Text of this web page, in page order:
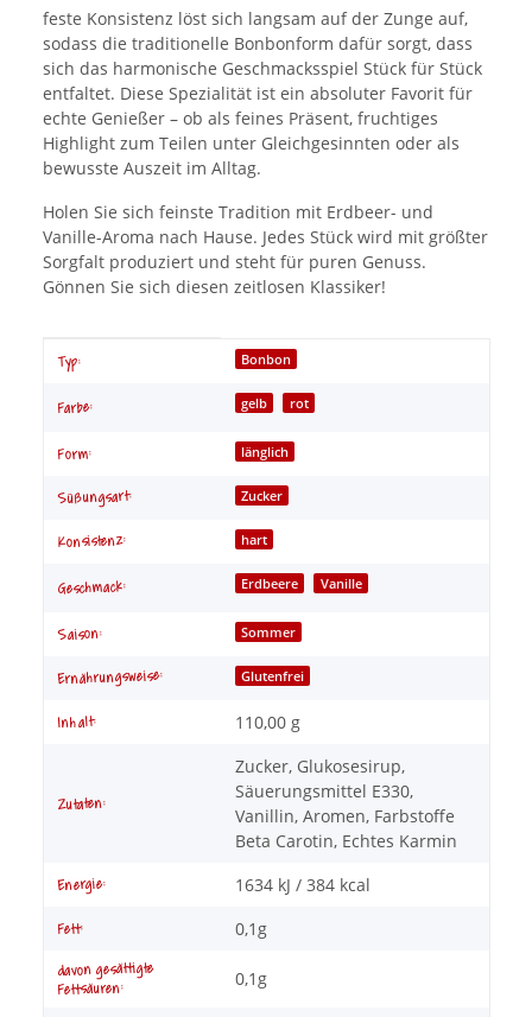
feste Konsistenz löst sich langsam auf der Zunge auf,
sodass die traditionelle Bonbonform dafür sorgt, dass
sich das harmonische Geschmacksspiel Stück für Stück
entfaltet. Diese Spezialität ist ein absoluter Favorit für
echte Genießer – ob als feines Präsent, fruchtiges
Highlight zum Teilen unter Gleichgesinnten oder als
bewusste Auszeit im Alltag.
Holen Sie sich feinste Tradition mit Erdbeer- und
Vanille-Aroma nach Hause. Jedes Stück wird mit größter
Sorgfalt produziert und steht für puren Genuss.
Gönnen Sie sich diesen zeitlosen Klassiker!
Produkteigenschaft
Wert
Typ: Bonbon
Farbe: gelb rot
Form: länglich
Süßungsart: Zucker
Konsistenz: hart
Geschmack: Erdbeere Vanille
Saison: Sommer
Ernährungsweise: Glutenfrei
Inhalt: 110,00 g
Zutaten:
Zucker, Glukosesirup,
Säuerungsmittel E330,
Vanillin, Aromen, Farbstoffe
Beta Carotin, Echtes Karmin
Energie: 1634 kJ / 384 kcal
Fett: 0,1g
davon gesättigte
Fettsäuren:
0,1g